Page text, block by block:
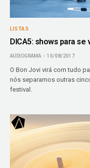
LISTAS
DICA5: shows para se
AUDIOGRAMA 10/08/2017
O Bon Jovi virá com tudo
nós separamos outras
festival.